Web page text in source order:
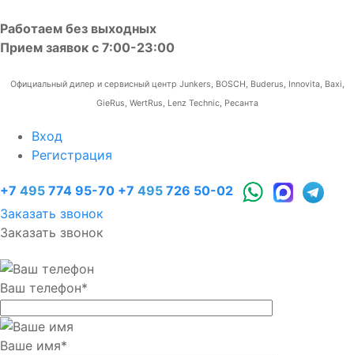
Работаем без выходных
Прием заявок с 7:00-23:00
Официальный дилер и сервисный центр Junkers, BOSCH, Buderus, Innovita, Baxi,
GieRus, WertRus, Lenz Technic, Ресанта
Вход
Регистрация
+7 495 774 95-70 +7 495 726 50-02
Заказать звонок
Заказать звонок
Ваш телефон*
Ваше имя*